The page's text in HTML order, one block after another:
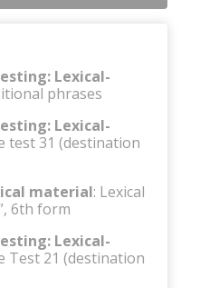
Lexical-
phrases
Lexical-
test 31 (destination
material: Lexical
6th form
Lexical-
Test 21 (destination